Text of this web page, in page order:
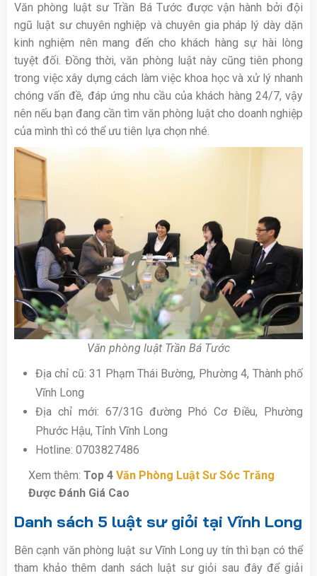
Văn phòng luật sư Trần Bá Tước được vận hành bởi đội
ngũ luật sư chuyên nghiệp và chuyên gia pháp lý dày dặn
kinh nghiệm nên mang đến cho khách hàng sự hài lòng
tuyệt đối. Đồng thời, văn phòng luật này cũng tiên phong
trong việc xây dựng cách làm việc khoa học và xử lý nhanh
chóng vấn đề, đáp ứng nhu cầu của khách hàng 24/7, vậy
nên nếu bạn đang cần tìm văn phòng luật cho doanh nghiệp
của mình thì có thể ưu tiên lựa chọn nhé.
Văn phòng luật Trần Bá Tước
Địa chỉ cũ: 31 Phạm Thái Bường, Phường 4, Thành phố
Vĩnh Long
Địa chỉ mới: 67/31G đường Phó Cơ Điều, Phường
Phước Hậu, Tỉnh Vĩnh Long
Hotline: 0703827486
Xem thêm: Top 4 Văn Phòng Luật Sư Sóc Trăng
Được Đánh Giá Cao
Danh sách 5 luật sư giỏi tại Vĩnh Long
Bên cạnh văn phòng luật sư Vĩnh Long uy tín thì bạn có thể
tham khảo thêm danh sách luật sư giỏi sau đây để giải